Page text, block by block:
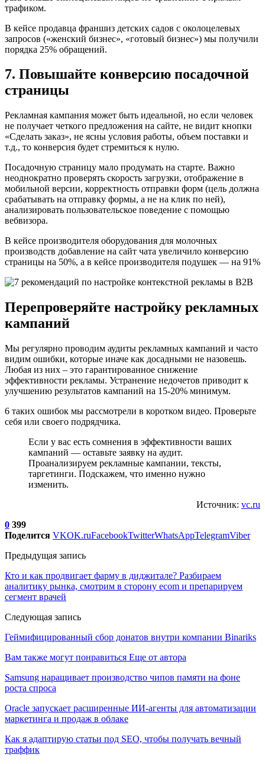
трафиком.
В кейсе продавца франшиз детских садов с околоцелевых
запросов («женский бизнес», «готовый бизнес») мы получили
порядка 25% обращений.
7. Повышайте конверсию посадочной
страницы
Рекламная кампания может быть идеальной, но если человек
не получает четкого предложения на сайте, не видит кнопки
«Сделать заказ», не ясны условия работы, объем поставки и
т.д., то конверсия будет стремиться к нулю.
Посадочную страницу мало продумать на старте. Важно
неоднократно проверять скорость загрузки, отображение в
мобильной версии, корректность отправки форм (цель должна
срабатывать на отправку формы, а не на клик по ней),
анализировать пользовательское поведение с помощью
вебвизора.
В кейсе производителя оборудования для молочных
производств добавление на сайт чата увеличило конверсию
страницы на 50%, а в кейсе производителя подушек — на 91%
Перепроверяйте настройку рекламных
кампаний
Мы регулярно проводим аудиты рекламных кампаний и часто
видим ошибки, которые иначе как досадными не назовешь.
Любая из них – это гарантированное снижение
эффективности рекламы. Устранение недочетов приводит к
улучшению результатов кампаний на 15-20% минимум.
6 таких ошибок мы рассмотрели в коротком видео. Проверьте
себя или своего подрядчика.
Если у вас есть сомнения в эффективности ваших
кампаний — оставьте заявку на аудит.
Проанализируем рекламные кампании, тексты,
таргетинги. Подскажем, что именно нужно
изменить.
Источник: vc.ru
0 399
Поделится VKOK.ruFacebookTwitterWhatsAppTelegramViber
Предыдущая запись
Кто и как продвигает фарму в диджитале? Разбираем
аналитику рынка, смотрим в сторону ecom и препарируем
сегмент врачей
Следующая запись
Геймифицированный сбор донатов внутри компании Binariks
Вам также могут понравиться Еще от автора
Samsung наращивает производство чипов памяти на фоне
роста спроса
Oracle запускает расширенные ИИ‑агенты для автоматизации
маркетинга и продаж в облаке
Как я адаптирую статьи под SEO, чтобы получать вечный
траффик